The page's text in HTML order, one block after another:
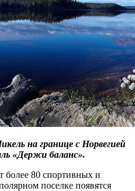
на границе с Норвегией
«Держи баланс».
более 80 спортивных и
поселке появятся